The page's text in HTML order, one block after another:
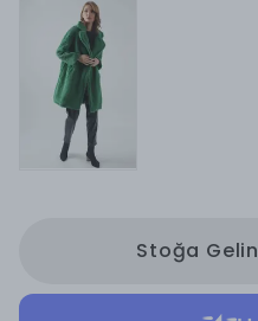
Stoğa